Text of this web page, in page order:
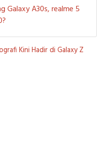
Galaxy A30s, realme 5
Kini Hadir di Galaxy Z